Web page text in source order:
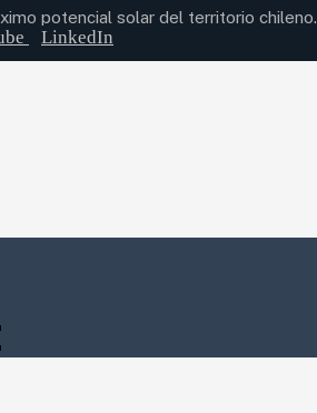
potencial solar del territorio chileno.
LinkedIn